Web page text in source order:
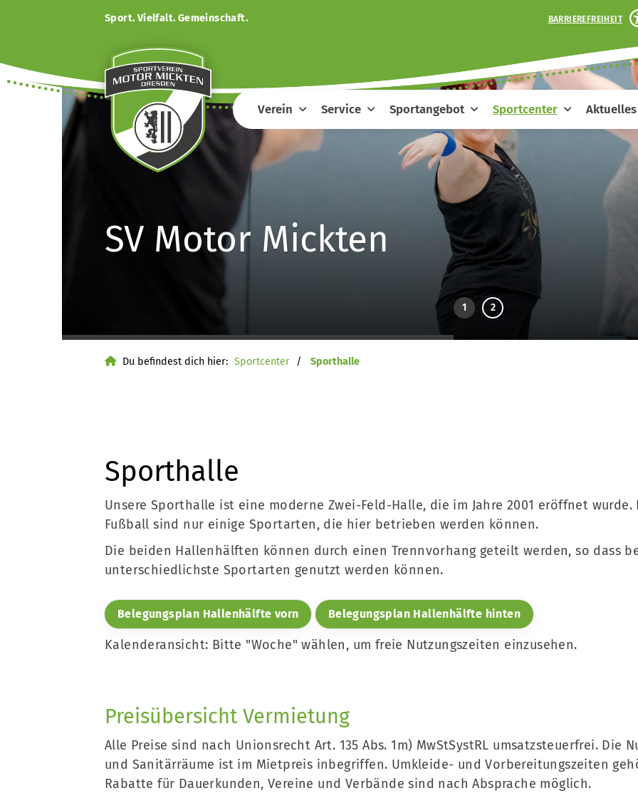
Sport. Vielfalt. Gemeinschaft. BARRIEREFREIHEIT
Verein Service Sportangebot Sportcenter Aktuelles
SV Motor Mickten
Du befindest dich hier: Sportcenter Sporthalle
Sporthalle
Unsere Sporthalle ist eine moderne Zwei-Feld-Halle, die im Jahre 2001 eröffnet wurde.
Fußball sind nur einige Sportarten, die hier betrieben werden können.
Die beiden Hallenhälften können durch einen Trennvorhang geteilt werden, so dass
unterschiedlichste Sportarten genutzt werden können.
Belegungsplan Hallenhälfte vorn Belegungsplan Hallenhälfte hinten
Kalenderansicht: Bitte "Woche" wählen, um freie Nutzungszeiten einzusehen.
Preisübersicht Vermietung
Alle Preise sind nach Unionsrecht Art. 135 Abs. 1m) MwStSystRL umsatzsteuerfrei. Die
und Sanitärräume ist im Mietpreis inbegriffen. Umkleide- und Vorbereitungszeiten
Rabatte für Dauerkunden, Vereine und Verbände sind nach Absprache möglich.
Quicklinks
Sportangebote finden
Sportcenter
Mitglieder-Service